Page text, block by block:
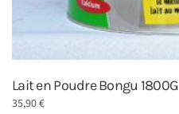
Lait en Poudre Bongu 1800G
35,90€